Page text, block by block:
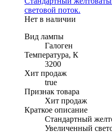
световой поток.
Нет в наличии
Вид лампы
Галоген
Температура, К
3200
Хит продаж
true
Признак товара
Хит продаж
Краткое описание
Стандартный
Увеличенный